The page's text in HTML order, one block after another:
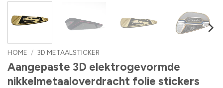
HOME / 3D METAALSTICKER
Aangepaste 3D elektrogevormde
nikkelmetaaloverdracht folie stickers